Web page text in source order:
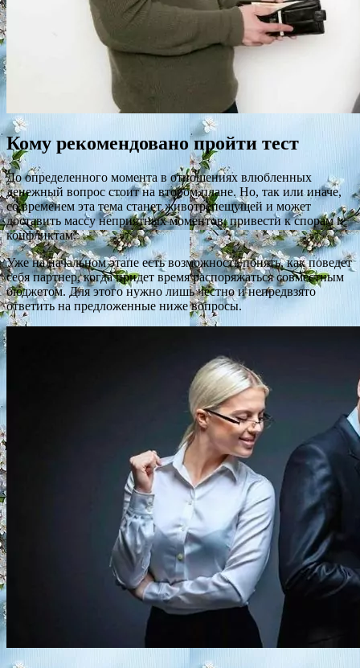
Кому рекомендовано пройти тест
До определенного момента в отношениях влюбленных
денежный вопрос стоит на втором плане. Но, так или иначе,
со временем эта тема станет животрепещущей и может
доставить массу неприятных моментов, привести к спорам и
конфликтам.
Уже на начальном этапе есть возможность понять, как поведет
себя партнер, когда придет время распоряжаться совместным
бюджетом. Для этого нужно лишь честно и непредвзято
ответить на предложенные ниже вопросы.